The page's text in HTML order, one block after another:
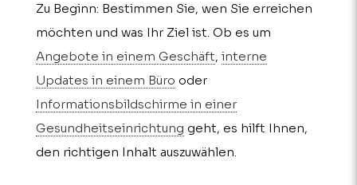
Zu Beginn: Bestimmen Sie, wen Sie erreichen
möchten und was Ihr Ziel ist. Ob es um
Angebote in einem Geschäft, interne
Updates in einem Büro oder
Informationsbildschirme in einer
Gesundheitseinrichtung geht, es hilft Ihnen,
den richtigen Inhalt auszuwählen.